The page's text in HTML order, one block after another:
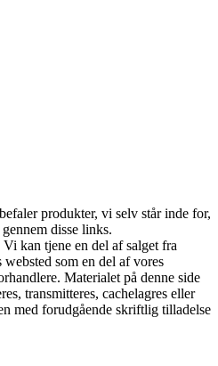
produkter, vi selv står inde for,
disse links.
kan tjene en del af salget fra
som en del af vores
Materialet på denne side
transmitteres, cachelagres eller
med forudgående skriftlig tilladelse